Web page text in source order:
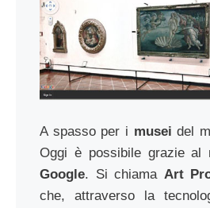
A spasso per i museidel
Oggi è possibile grazie al
Google. Si chiama Art
che, attraverso la